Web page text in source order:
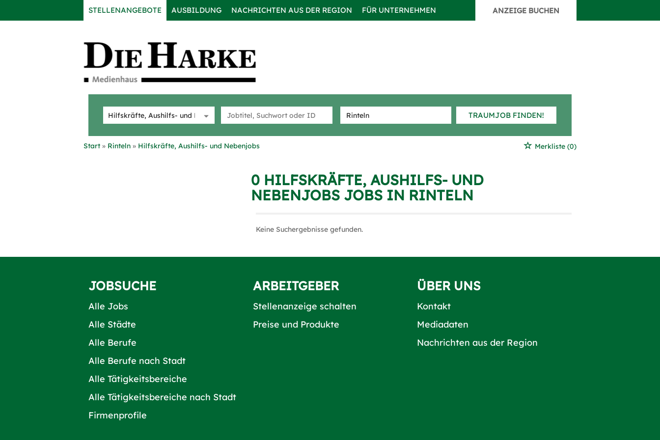
STELLENANGEBOTE AUSBILDUNG NACHRICHTEN AUS DER REGION FÜR UNTERNEHMEN ANZEIGE BUCHEN
TRAUMJOB FINDEN!
Start Rinteln Hilfskräfte, Aushilfs- und Nebenjobs Merkliste (0)
0 HILFSKRÄFTE, AUSHILFS- UND
NEBENJOBS JOBS IN RINTELN
Keine Suchergebnisse gefunden.
JOBSUCHE
Alle Jobs
Alle Städte
Alle Berufe
Alle Berufe nach Stadt
Alle Tätigkeitsbereiche
Alle Tätigkeitsbereiche nach Stadt
Firmenprofile
ARBEITGEBER
Stellenanzeige schalten
Preise und Produkte
ÜBER UNS
Kontakt
Mediadaten
Nachrichten aus der Region